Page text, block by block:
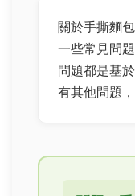
關於手撕麵
一些常見問
問題都是基
有其他問題